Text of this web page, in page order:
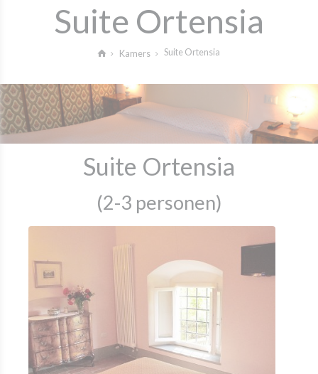
Suite Ortensia
Kamers Suite Ortensia
Suite Ortensia
(2-3 personen)